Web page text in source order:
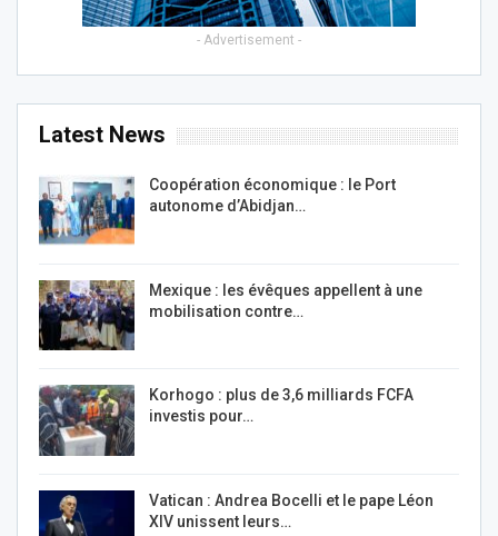
- Advertisement -
Latest News
Coopération économique : le Port
autonome d’Abidjan…
Mexique : les évêques appellent à une
mobilisation contre…
Korhogo : plus de 3,6 milliards FCFA
investis pour…
Vatican : Andrea Bocelli et le pape Léon
XIV unissent leurs…